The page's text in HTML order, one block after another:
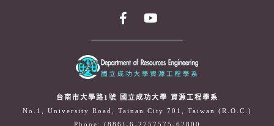
台南市大學路1號 國立成功大學 資源工程學系
No.1, University Road, Tainan City 701, Taiwan (R.O.C.)